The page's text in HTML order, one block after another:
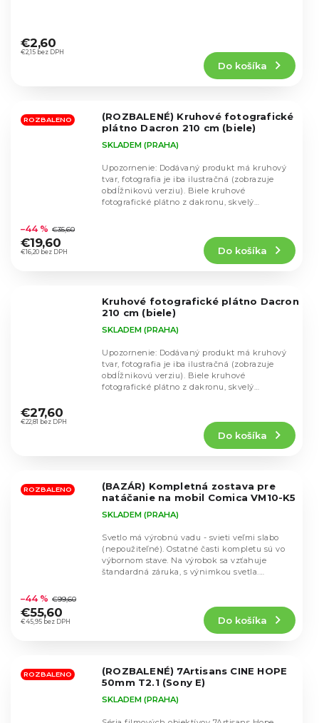
hodnotenie
produktu
hviezdičiek.
€2,15 bez DPH
€2,60
Do košíka
ROZBALENO
(ROZBALENÉ) Kruhové fotografické
plátno Dacron 210 cm (biele)
hodnotenie
produktu
je
SKLADEM (PRAHA)
€16,20 bez DPH
–44 % €35,60
€19,60
Do košíka
Upozornenie: Dodávaný produkt má kruhový
tvar, fotografia je iba ilustračná (zobrazuje
obdĺžnikovú verziu). Biele kruhové
fotografické plátno z dakronu, skvelý
Kruhové fotografické plátno Dacron
210 cm (biele)
hodnotenie
produktu
hviezdičiek.
SKLADEM (PRAHA)
€22,81 bez DPH
€27,60
Do košíka
Upozornenie: Dodávaný produkt má kruhový
tvar, fotografia je iba ilustračná (zobrazuje
obdĺžnikovú verziu). Biele kruhové
fotografické plátno z dakronu, skvelý
ROZBALENO
(BAZÁR) Kompletná zostava pre
natáčanie na mobil Comica VM10-K5
hodnotenie
produktu
je
hviezdičiek.
SKLADEM (PRAHA)
€45,95 bez DPH
–44 % €99,60
€55,60
Do košíka
Svetlo má výrobnú vadu - svieti veľmi slabo
(nepoužiteľné). Ostatné časti kompletu sú vo
výbornom stave. Na výrobok sa vzťahuje
štandardná záruka, s výnimkou svetla.
ROZBALENO
(ROZBALENÉ) 7Artisans CINE HOPE
50mm T2.1 (Sony E)
SKLADEM (PRAHA)